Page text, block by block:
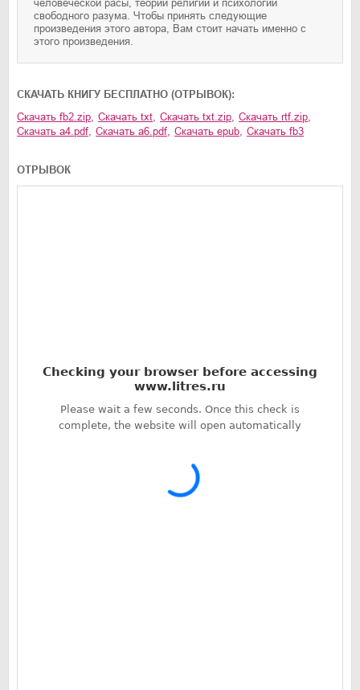
человеческой расы, теории религий и психологии
свободного разума. Чтобы принять следующие
произведения этого автора, Вам стоит начать именно с
этого произведения.
CКАЧАТЬ КНИГУ БЕСПЛАТНО (ОТРЫВОК):
Скачать fb2.zip, Скачать txt, Скачать txt.zip, Скачать rtf.zip,
Скачать a4.pdf, Скачать a6.pdf, Скачать epub, Скачать fb3
ОТРЫВОК